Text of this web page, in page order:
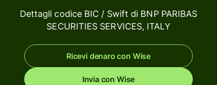
Dettagli codice BIC / Swift di BNP PARIBAS
SECURITIES SERVICES, ITALY
Ricevi denaro con Wise
Invia con Wise